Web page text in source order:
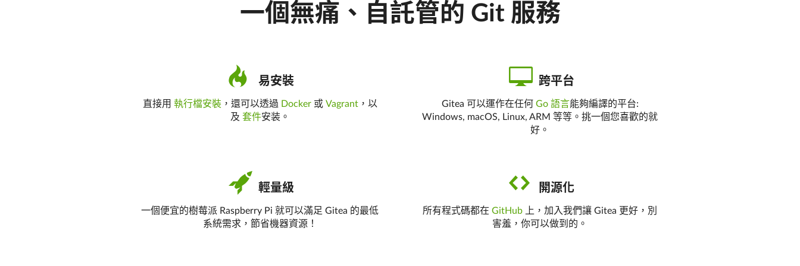
一個無痛、自託管的 Git 服務
易安裝
直接用 執行檔安裝，還可以透過 Docker或 Vagrant，以
及 套件安装。
跨平台
Gitea 可以運作在任何 Go 語言能夠編譯的平台:
Windows, macOS, Linux, ARM 等等。挑一個您喜歡的就
好。
輕量級
一個便宜的樹莓派 Raspberry Pi 就可以滿足 Gitea 的最低
系統需求，節省機器資源！
開源化
所有程式碼都在GitHub 上，加入我們讓 Gitea 更好，別
害羞，你可以做到的。